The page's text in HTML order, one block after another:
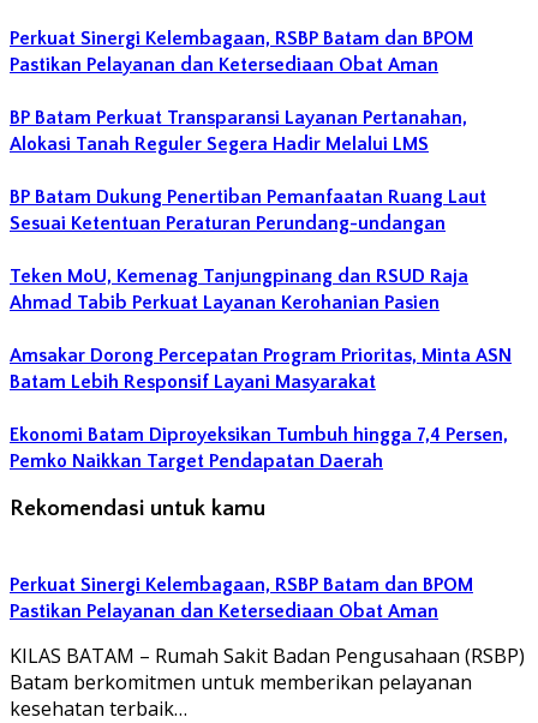
Perkuat Sinergi Kelembagaan, RSBP Batam dan BPOM
Pastikan Pelayanan dan Ketersediaan Obat Aman
BP Batam Perkuat Transparansi Layanan Pertanahan,
Alokasi Tanah Reguler Segera Hadir Melalui LMS
BP Batam Dukung Penertiban Pemanfaatan Ruang Laut
Sesuai Ketentuan Peraturan Perundang-undangan
Teken MoU, Kemenag Tanjungpinang dan RSUD Raja
Ahmad Tabib Perkuat Layanan Kerohanian Pasien
Amsakar Dorong Percepatan Program Prioritas, Minta ASN
Batam Lebih Responsif Layani Masyarakat
Ekonomi Batam Diproyeksikan Tumbuh hingga 7,4 Persen,
Pemko Naikkan Target Pendapatan Daerah
Rekomendasi untuk kamu
Perkuat Sinergi Kelembagaan, RSBP Batam dan BPOM
Pastikan Pelayanan dan Ketersediaan Obat Aman
KILAS BATAM – Rumah Sakit Badan Pengusahaan (RSBP)
Batam berkomitmen untuk memberikan pelayanan
kesehatan terbaik…